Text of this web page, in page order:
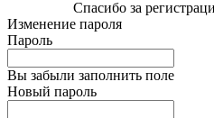
Спасибо за
Изменение пароля
Пароль
Вы забыли заполнить поле
Новый пароль